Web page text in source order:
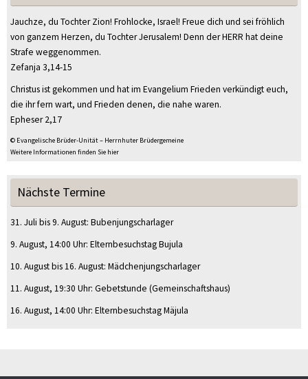
Jauchze, du Tochter Zion! Frohlocke, Israel! Freue dich und sei fröhlich
von ganzem Herzen, du Tochter Jerusalem! Denn der HERR hat deine
Strafe weggenommen.
Zefanja 3,14-15
Christus ist gekommen und hat im Evangelium Frieden verkündigt euch,
die ihr fern wart, und Frieden denen, die nahe waren.
Epheser 2,17
© Evangelische Brüder-Unität – Herrnhuter Brüdergemeine
Weitere Informationen finden Sie hier
Nächste Termine
31. Juli bis9. August: Bubenjungscharlager
9. August, 14:00 Uhr: Elternbesuchstag Bujula
10. Augustbis16. August: Mädchenjungscharlager
11. August, 19:30 Uhr: Gebetstunde (Gemeinschaftshaus)
16. August, 14:00 Uhr: Elternbesuchstag Mäjula